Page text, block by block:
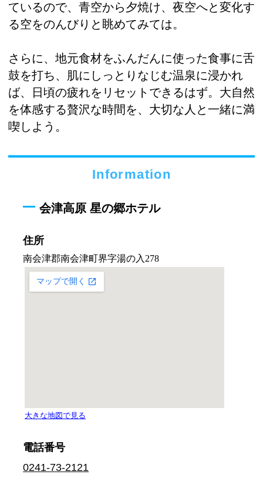
ているので、青空から夕焼け、夜空へと変化す
る空をのんびりと眺めてみては。
さらに、地元食材をふんだんに使った食事に舌
鼓を打ち、肌にしっとりなじむ温泉に浸かれ
ば、日頃の疲れをリセットできるはず。大自然
を体感する贅沢な時間を、大切な人と一緒に満
喫しよう。
Information
会津高原 星の郷ホテル
住所
電話番号
0241-73-2121